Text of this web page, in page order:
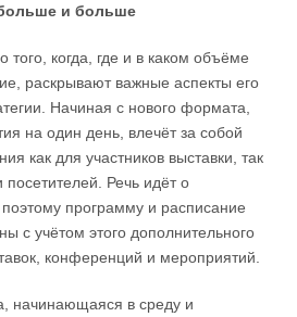
и больше
того, когда, где и в каком объёме
раскрывают важные аспекты его
Начиная с нового формата,
на один день, влечёт за собой
как для участников выставки, так
посетителей. Речь идёт о
программу и расписание
с учётом этого дополнительного
конференций и мероприятий.
начинающаяся в среду и